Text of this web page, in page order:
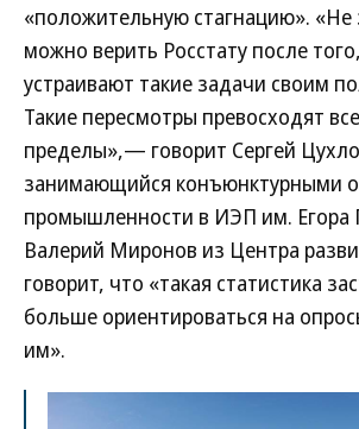
«положительную стагнацию». «Не
можно верить Росстату после
устраивают такие задачи своим
Такие пересмотры превосходят
пределы»,— говорит Сергей
занимающийся конъюнктурными
промышленности в ИЭП им. Егора
Валерий Миронов из Центра
говорит, что «такая статистика
больше ориентироваться на
им».